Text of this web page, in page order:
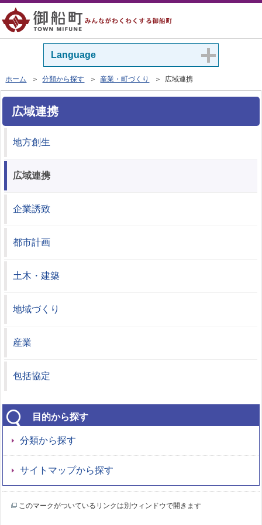
Language
ホーム ＞分類から探す ＞ 産業・町づくり ＞ 広域連携
広域連携
地方創生
広域連携
企業誘致
都市計画
土木・建築
地域づくり
産業
包括協定
目的から探す
分類から探す
サイトマップから探す
このマークがついているリンクは別ウィンドウで開きます